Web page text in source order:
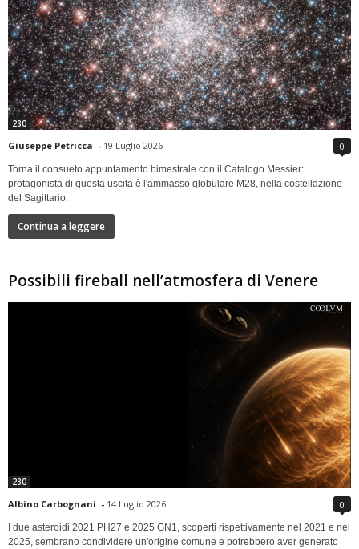
280
Giuseppe Petricca - 19 Luglio 2026 0
Torna il consueto appuntamento bimestrale con il Catalogo Messier:
protagonista di questa uscita è l'ammasso globulare M28, nella costellazione
del Sagittario.
Continua a leggere
Possibili fireball nell’atmosfera di Venere
280
Albino Carbognani - 14 Luglio 2026 0
I due asteroidi 2021 PH27 e 2025 GN1, scoperti rispettivamente nel 2021 e nel
2025, sembrano condividere un'origine comune e potrebbero aver generato